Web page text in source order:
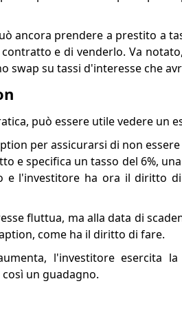
ancora prendere a prestito a
e di venderlo. Va
swap su tassi d'interesse che
può essere utile vedere un
per assicurarsi di non
e specifica un tasso del 6%,
e l'investitore ha ora il diritto
fluttua, ma alla data di
come ha il diritto di fare.
l'investitore esercita
un guadagno.